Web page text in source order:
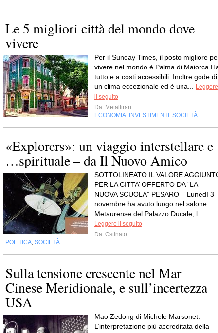
Le 5 migliori città del mondo dove
vivere
Per il Sunday Times, il posto migliore
vivere nel mondo è Palma di
tutto e a costi accessibili. Inoltre gode di
un clima eccezionale ed è una...
Leggere
il seguito
Da Metallirari
ECONOMIA
INVESTIMENTI SOCIETÀ
«Explorers»: un viaggio interstellare e
…spirituale – da Il Nuovo Amico
SOTTOLINEATO IL VALORE
PER LA CITTA’ OFFERTO DA “LA
NUOVA SCUOLA” PESARO – Lunedì 3
novembre ha avuto luogo nel salone
Metaurense del Palazzo Ducale, l...
Leggere il seguito
Da Ostinato
POLITICA SOCIETÀ
Sulla tensione crescente nel Mar
Cinese Meridionale, e sull’incertezza
USA
Mao Zedong di Michele Marsonet.
L’interpretazione più accreditata della